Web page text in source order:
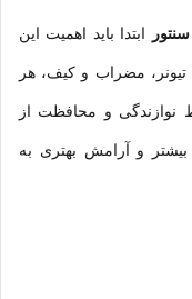
ابتدا باید اهمیت این
تیونر، مضراب و کیف، هر
نوازندگی و محافظت از
و آرامش بهتری به